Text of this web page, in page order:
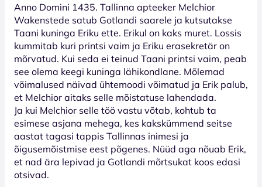
Anno Domini 1435. Tallinna apteeker Melchior
Wakenstede satub Gotlandi saarele ja kutsutakse
Taani kuninga Eriku ette. Erikul on kaks muret. Lossis
kummitab kuri printsi vaim ja Eriku erasekretär on
mõrvatud. Kui seda ei teinud Taani printsi vaim, peab
see olema keegi kuninga lähikondlane. Mõlemad
võimalused näivad ühtemoodi võimatud ja Erik palub,
et Melchior aitaks selle mõistatuse lahendada.
Ja kui Melchior selle töö vastu võtab, kohtub ta
esimese asjana mehega, kes kakskümmend seitse
aastat tagasi tappis Tallinnas inimesi ja
õigusemõistmise eest põgenes. Nüüd aga nõuab Erik,
et nad ära lepivad ja Gotlandi mõrtsukat koos edasi
otsivad.